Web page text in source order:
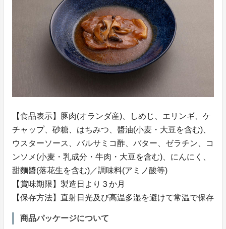
【食品表示】豚肉(オランダ産)、しめじ、エリンギ、ケ
チャップ、砂糖、はちみつ、醬油(小麦・大豆を含む)、
ウスターソース、バルサミコ酢、バター、ゼラチン、コ
ンソメ(小麦・乳成分・牛肉・大豆を含む)、にんにく、
甜麵醬(落花生を含む)／調味料(アミノ酸等)
【賞味期限】製造日より３か月
【保存方法】直射日光及び高温多湿を避けて常温で保存
商品パッケージについて